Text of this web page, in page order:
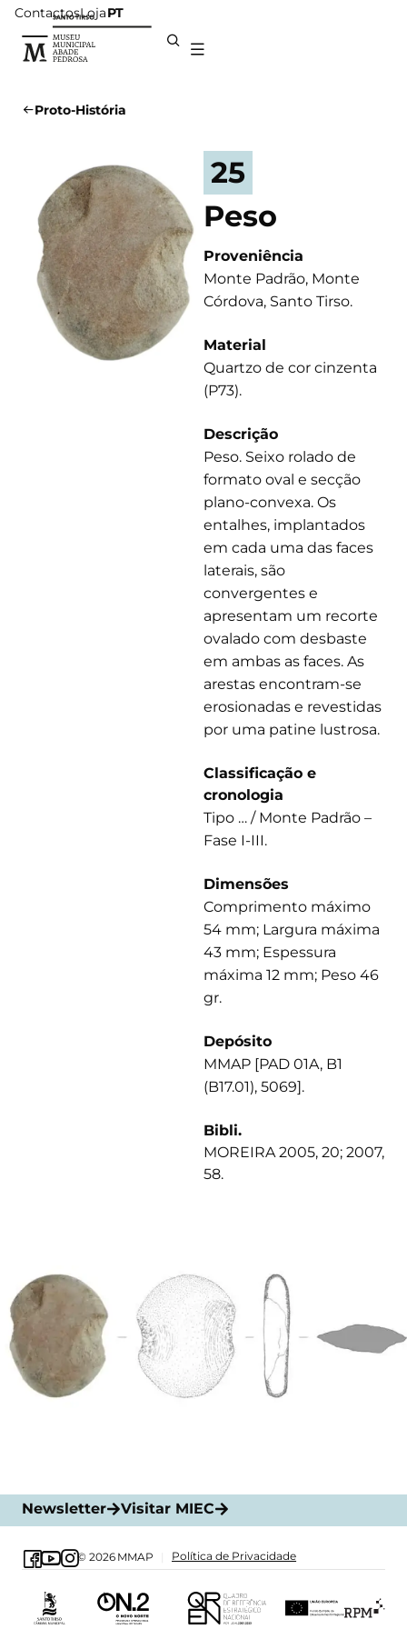
ContactosLojaPT
Proto-História
25
Peso
Proveniência
Monte Padrão, Monte
Córdova, Santo Tirso.
Material
Quartzo de cor cinzenta
(P73).
Descrição
Peso. Seixo rolado de
formato oval e secção
plano-convexa. Os
entalhes, implantados
em cada uma das faces
laterais, são
convergentes e
apresentam um recorte
ovalado com desbaste
em ambas as faces. As
arestas encontram-se
erosionadas e revestidas
por uma patine lustrosa.
Classificação e
cronologia
Tipo … / Monte Padrão –
Fase I-III.
Dimensões
Comprimento máximo
54 mm; Largura máxima
43 mm; Espessura
máxima 12 mm; Peso 46
gr.
Depósito
MMAP [PAD 01A, B1
(B17.01), 5069].
Bibli.
MOREIRA 2005, 20; 2007,
58.
Newsletter Visitar MIEC
© 2026 MMAP Política de Privacidade